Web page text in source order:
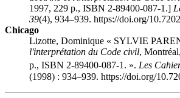
1997, 229 p., ISBN 2-89400-087-1.]
39(4), 934–939. https://doi.org/
Chicago
Lizotte, Dominique « SYLVIE
l'interprétation du Code civil,
p., ISBN 2-89400-087-1. ». Les
(1998) : 934–939. https://doi.org/